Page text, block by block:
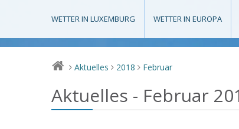
WETTER IN LUXEMBURG WETTER IN EUROPA
> Aktuelles > 2018 > Februar
Aktuelles - Februar